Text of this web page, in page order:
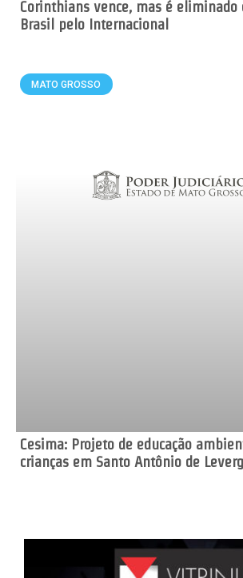
Corinthians vence, mas é eliminado
Brasil pelo Internacional
MATO GROSSO
Cesima: Projeto de educação
crianças em Santo Antônio de